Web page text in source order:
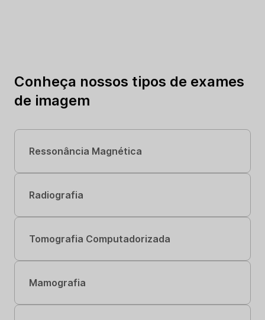
Conheça nossos tipos de exames
de imagem
Ressonância Magnética
Radiografia
Tomografia Computadorizada
Mamografia